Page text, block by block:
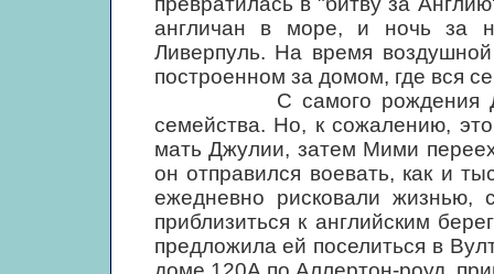
англичан в море, и ночь за
Ливерпуль. На время
построенном за домом, где вся
С самого рождения Джон
семейства. Но, к сожалению,
мать Джулии, затем Мими
он отправился воевать, как и
ежедневно рисковали жизнью,
приблизиться к английским
предложила ей поселиться в